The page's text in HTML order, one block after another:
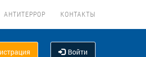
АНТИТЕРРОР КОНТАКТЫ
Войти